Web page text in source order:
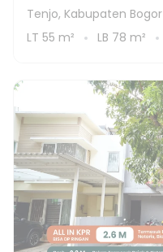
Tenjo, Kabupaten Bogor
LT 55 m² LB 78 m²